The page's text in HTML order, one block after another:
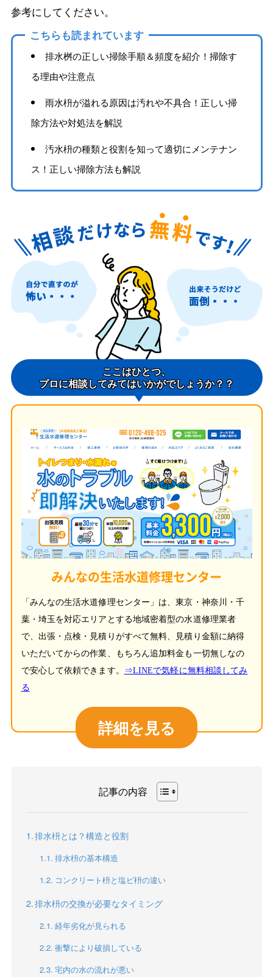
参考にしてください。
こちらも読まれています
排水桝の正しい掃除手順＆頻度を紹介！掃除す
る理由や注意点
雨水枡が溢れる原因は汚れや不具合！正しい掃
除方法や対処法を解説
汚水枡の種類と役割を知って適切にメンテナン
ス！正しい掃除方法も解説
ここはひとつ、
プロに相談してみてはいかがでしょうか？？
みんなの生活水道修理センター
「みんなの生活水道修理センター」は、東京・神奈川・千
葉・埼玉を対応エリアとする地域密着型の水道修理業者
で、出張・点検・見積りがすべて無料、見積り金額に納得
いただいてからの作業、もちろん追加料金も一切無しなの
で安心して依頼できます。
⇒LINEで気軽に無料相談してみ
る
詳細を見る
記事の内容
排水枡とは？構造と役割
排水枡の基本構造
コンクリート枡と塩ビ枡の違い
排水枡の交換が必要なタイミング
経年劣化が見られる
衝撃により破損している
宅内の水の流れが悪い